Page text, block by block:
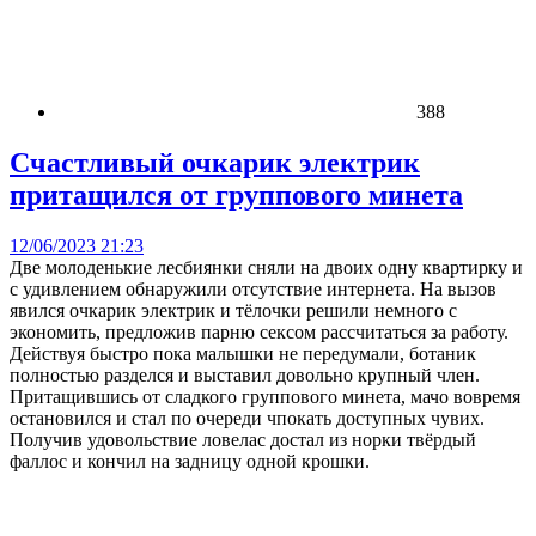
388
Счастливый очкарик электрик
притащился от группового минета
12/06/2023 21:23
Две молоденькие лесбиянки сняли на двоих одну квартирку и
с удивлением обнаружили отсутствие интернета. На вызов
явился очкарик электрик и тёлочки решили немного с
экономить, предложив парню сексом рассчитаться за работу.
Действуя быстро пока малышки не передумали, ботаник
полностью разделся и выставил довольно крупный член.
Притащившись от сладкого группового минета, мачо вовремя
остановился и стал по очереди чпокать доступных чувих.
Получив удовольствие ловелас достал из норки твёрдый
фаллос и кончил на задницу одной крошки.